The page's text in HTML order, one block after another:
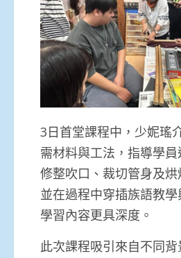
3日首堂課程中，少妮瑤
需材料與工法，指導學員
修整吹口、裁切管身及烘
並在過程中穿插族語教
學習內容更具深度。
此次課程吸引來自不同